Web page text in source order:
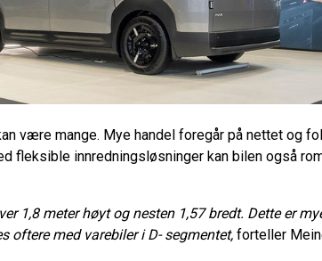
være mange. Mye handel foregår på nettet og
fleksible innredningsløsninger kan bilen også
1,8 meter høyt og nesten 1,57 bredt. Dette er
oftere med varebiler i D- segmentet, forteller